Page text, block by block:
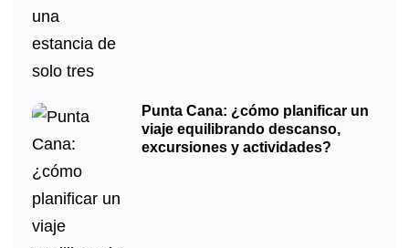
Punta Cana: ¿cómo planificar un
viaje equilibrando descanso,
excursiones y actividades?